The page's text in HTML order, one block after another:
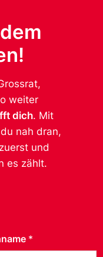
weiter
dich. Mit
nah dran,
und
es zählt.
*